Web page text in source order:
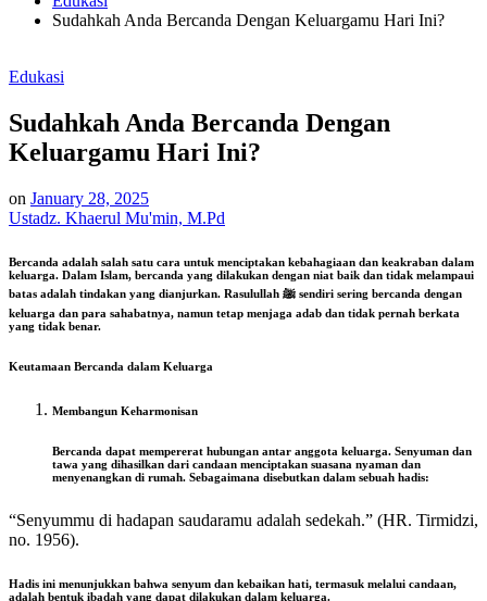
Sudahkah Anda Bercanda Dengan Keluargamu Hari Ini?
Posted
Edukasi
Sudahkah Anda Bercanda Dengan
Keluargamu Hari Ini?
on January 28, 2025
Ustadz. Khaerul Mu'min, M.Pd
Bercanda adalah salah satu cara untuk menciptakan kebahagiaan dan keakraban dalam
keluarga. Dalam Islam, bercanda yang dilakukan dengan niat baik dan tidak melampaui
batas adalah tindakan yang dianjurkan. Rasulullah ﷺ sendiri sering bercanda dengan
keluarga dan para sahabatnya, namun tetap menjaga adab dan tidak pernah berkata
yang tidak benar.
Keutamaan Bercanda dalam Keluarga
Membangun Keharmonisan
Bercanda dapat mempererat hubungan antar anggota keluarga. Senyuman dan
tawa yang dihasilkan dari candaan menciptakan suasana nyaman dan
menyenangkan di rumah. Sebagaimana disebutkan dalam sebuah hadis:
“Senyummu di hadapan saudaramu adalah sedekah.” (HR. Tirmidzi,
no. 1956).
Hadis ini menunjukkan bahwa senyum dan kebaikan hati, termasuk melalui candaan,
adalah bentuk ibadah yang dapat dilakukan dalam keluarga.